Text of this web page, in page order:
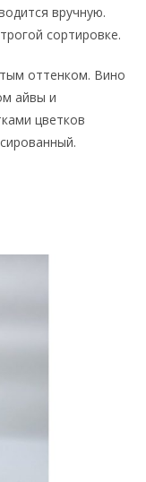
вручную.
сортировке.
оттенком. Вино
айвы и
цветков